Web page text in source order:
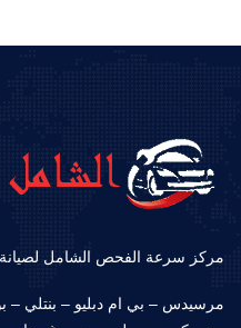
مركز سرعة الفحص الشامل
مرسيدس – بي ام دبليو – بنتلي –